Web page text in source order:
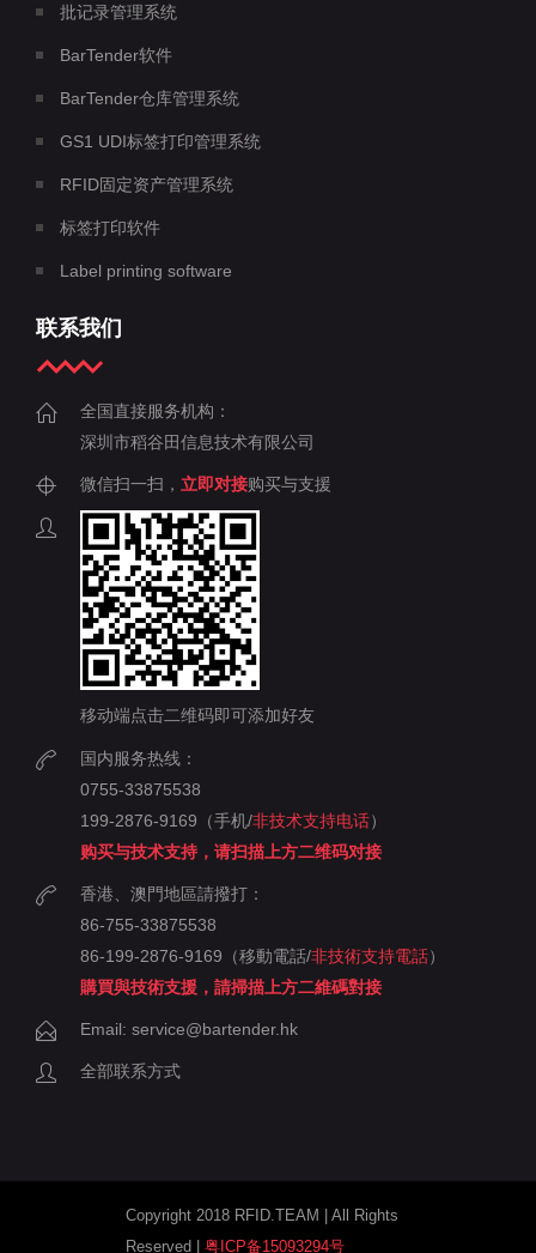
批记录管理系统
BarTender软件
BarTender仓库管理系统
GS1 UDI标签打印管理系统
RFID固定资产管理系统
标签打印软件
Label printing software
联系我们
全国直接服务机构：
深圳市稻谷田信息技术有限公司
微信扫一扫， 立即对接购买与支援
移动端点击二维码即可添加好友
国内服务热线：
0755-33875538
199-2876-9169（手机/非技术支持电话）
购买与技术支持，请扫描上方二维码对接
香港、澳門地區請撥打：
86-755-33875538
86-199-2876-9169（移動電話/非技術支持電話）
購買與技術支援，請掃描上方二維碼對接
Email: service@bartender.hk
全部联系方式
Copyright 2018 RFID.TEAM | All Rights
Reserved | 粤ICP备15093294号